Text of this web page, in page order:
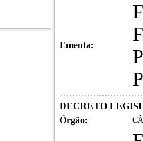
Ementa:
DECRETO
Órgão: